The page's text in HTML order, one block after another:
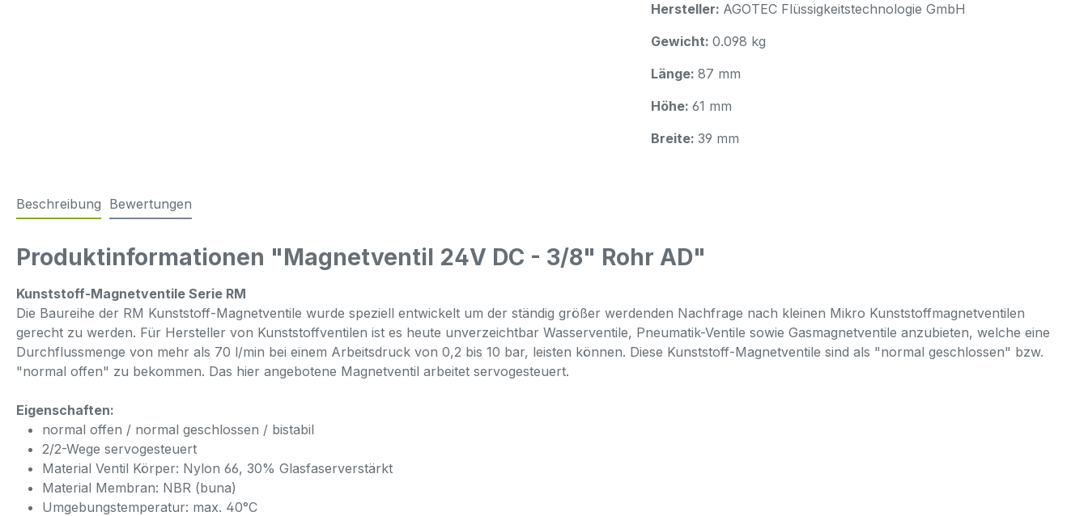
Hersteller: AGOTEC Flüssigkeitstechnologie GmbH
Gewicht: 0.098 kg
Länge: 87 mm
Höhe: 61 mm
Breite: 39 mm
Beschreibung Bewertungen
Produktinformationen "Magnetventil 24V DC - 3/8" Rohr AD"
Kunststoff-Magnetventile Serie RM
Die Baureihe der RM Kunststoff-Magnetventile wurde speziell entwickelt um der ständig größer werdenden Nachfrage nach kleinen Mikro Kunststoffmagnetventilen
gerecht zu werden. Für Hersteller von Kunststoffventilen ist es heute unverzeichtbar Wasserventile, Pneumatik-Ventile sowie Gasmagnetventile anzubieten, welche eine
Durchflussmenge von mehr als 70 l/min bei einem Arbeitsdruck von 0,2 bis 10 bar, leisten können. Diese Kunststoff-Magnetventile sind als "normal geschlossen" bzw.
"normal offen" zu bekommen. Das hier angebotene Magnetventil arbeitet servogesteuert.
Eigenschaften:
normal offen / normal geschlossen / bistabil
2/2-Wege servogesteuert
Material Ventil Körper: Nylon 66, 30% Glasfaserverstärkt
Material Membran: NBR (buna)
Umgebungstemperatur: max. 40°C